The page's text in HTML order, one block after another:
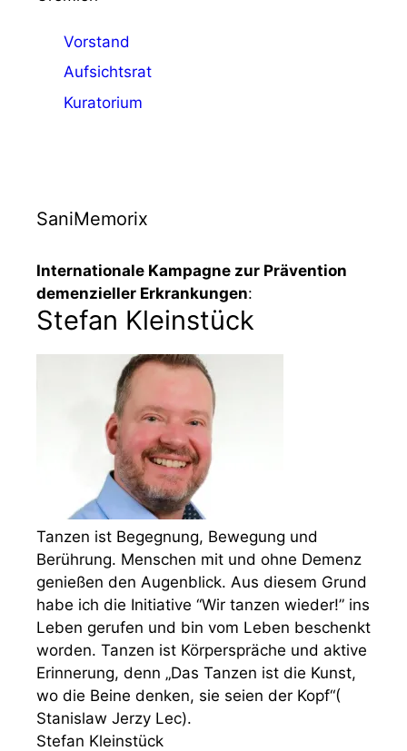
Vorstand
Aufsichtsrat
Kuratorium
SaniMemorix
Internationale Kampagne zur Prävention
demenzieller Erkrankungen:
Stefan Kleinstück
Tanzen ist Begegnung, Bewegung und
Berührung. Menschen mit und ohne Demenz
genießen den Augenblick. Aus diesem Grund
habe ich die Initiative “Wir tanzen wieder!” ins
Leben gerufen und bin vom Leben beschenkt
worden. Tanzen ist Körperspräche und aktive
Erinnerung, denn „Das Tanzen ist die Kunst,
wo die Beine denken, sie seien der Kopf“(
Stanislaw Jerzy Lec).
Stefan Kleinstück